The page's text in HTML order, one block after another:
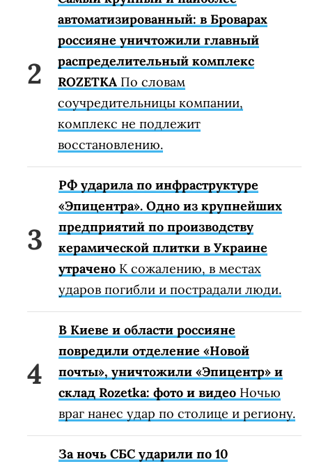
автоматизированный: в Броварах
россияне уничтожили главный
распределительный комплекс
ROZETKA По словам
соучредительницы компании,
комплекс не подлежит
восстановлению.
РФ ударила по инфраструктуре
«Эпицентра». Одно из крупнейших
предприятий по производству
керамической плитки в Украине
утрачено К сожалению, в местах
ударов погибли и пострадали люди.
В Киеве и области россияне
повредили отделение «Новой
почты», уничтожили «Эпицентр» и
склад Rozetka: фото и видео Ночью
враг нанес удар по столице и региону.
За ночь СБС ударили по 10